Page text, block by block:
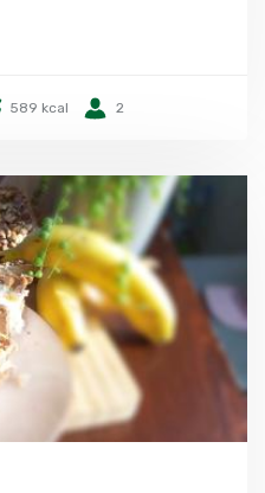
589 kcal 2